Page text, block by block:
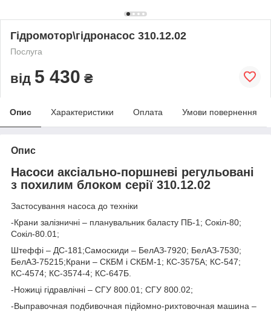
Гідромотор\гідронасос 310.12.02
Послуга
від 5 430 ₴
Опис Характеристики Оплата Умови повернення
Опис
Насоси аксіально-поршневі регульовані
з похилим блоком серії 310.12.02
Застосування насоса до техніки
-Крани залізничні – планувальник баласту ПБ-1; Сокіл-80;
Сокіл-80.01;
Штеффі – ДС-181;Самоскиди – БелАЗ-7920; БелАЗ-7530;
БелАЗ-75215;Крани – СКБМ і СКБМ-1; КС-3575А; КС-547;
КС-4574; КС-3574-4; КС-647Б.
-Ножиці гідравлічні – СГУ 800.01; СГУ 800.02;
-Выправочная подбивочная підйомно-рихтовочная машина –